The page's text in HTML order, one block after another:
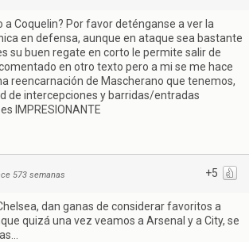
a Coquelin? Por favor deténganse a ver la
en defensa, aunque en ataque sea bastante
su buen regate en corto le permite salir de
en otro texto pero a mi se me hace
reencarnación de Mascherano que tenemos,
de intercepciones y barridas/entradas
IMPRESIONANTE
+5
573 semanas
dan ganas de considerar favoritos a
quizá una vez veamos a Arsenal y a City, se